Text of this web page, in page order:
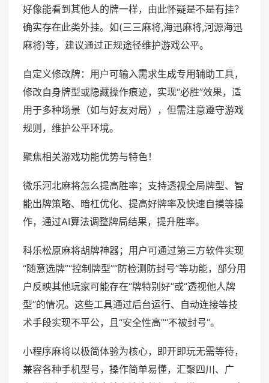
好像能看到其他人的牌一样，由此怀疑是不是有挂？
确实存在此类外挂。如(三三麻将,海迅麻将,河源海迅
麻将)等，建议通过正规途径维护游戏公平。
自定义修改牌：用户可输入需求生成专用辅助工具，
修改自身牌型或隐藏操作痕迹，实现“必胜”效果，适
用于多种场景（如与好友对局），但需注意遵守游戏
规则，维护公平环境。
聚焦相关游戏功能优势与特色！
微乐河北麻将怎么提高胜率；支持透视全局牌型、智
能出牌策略、暗杠优化、提高好牌率及快速自摸等操
作，通过AI算法调整牌局结果，提升胜率。
科乐松原麻将胡牌神器；用户可通过第三方软件实现
“随意选牌”“控制牌型”“防检测防封号”等功能，部分用
户反映其他玩家可能存在“牌特别好”或“透视他人牌
型”的情况。这些工具通过后台运行、自动连接等技
术手段实现不平公，且“安全性高”“不被封号”。
小程序麻将以极简体验为核心，即开即玩无需等待，
兼容各种手机型号，操作简单易懂，汇聚四川、广